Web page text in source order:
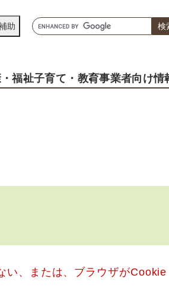
助
キ
ー
ド
・福祉子育て ・教育事業者向け情
、または、ブラウザが